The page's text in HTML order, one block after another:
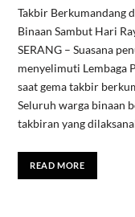
Takbir Berkumandang
Binaan Sambut Hari
SERANG – Suasana
menyelimuti Lembaga
saat gema takbir
Seluruh warga binaan
takbiran yang
READ MORE